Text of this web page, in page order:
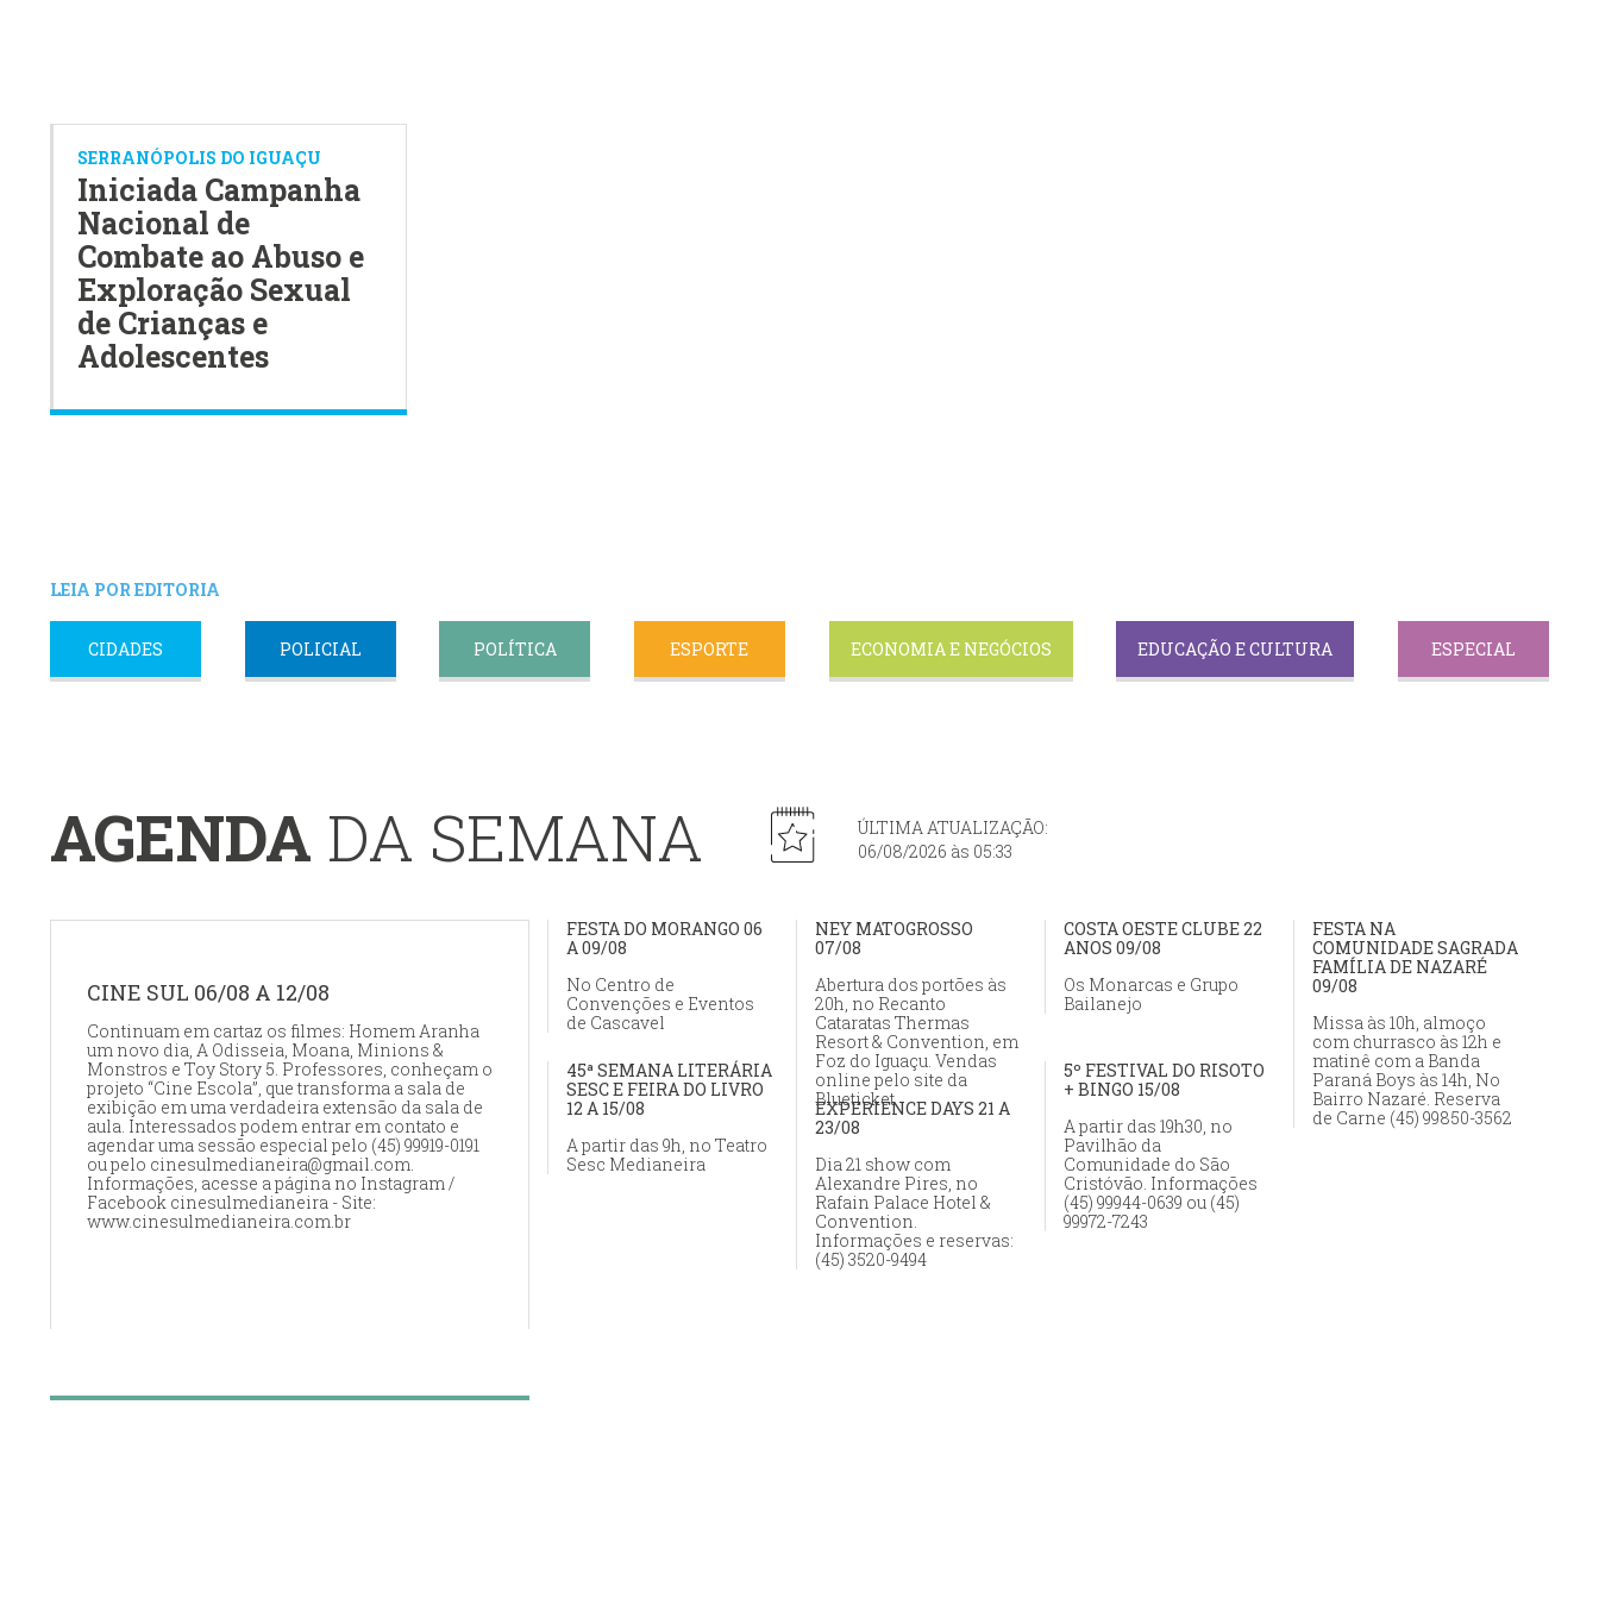
SERRANÓPOLIS DO IGUAÇU
Iniciada Campanha
Nacional de
Combate ao Abuso e
Exploração Sexual
de Crianças e
Adolescentes
LEIA POR EDITORIA
CIDADES POLICIAL POLÍTICA ESPORTE ECONOMIA E NEGÓCIOS EDUCAÇÃO E CULTURA ESPECIAL
AGENDA DA SEMANA
ÚLTIMA ATUALIZAÇÃO:
06/08/2026 às 05:33
CINE SUL 06/08 A 12/08
Continuam em cartaz os filmes: Homem Aranha
um novo dia, A Odisseia, Moana, Minions &
Monstros e Toy Story 5. Professores, conheçam o
projeto “Cine Escola”, que transforma a sala de
exibição em uma verdadeira extensão da sala de
aula. Interessados podem entrar em contato e
agendar uma sessão especial pelo (45) 99919-0191
ou pelo cinesulmedianeira@gmail.com.
Informações, acesse a página no Instagram /
Facebook cinesulmedianeira - Site:
www.cinesulmedianeira.com.br
FESTA DO MORANGO 06
A 09/08
No Centro de
Convenções e Eventos
de Cascavel
NEY MATOGROSSO
07/08
Abertura dos portões às
20h, no Recanto
Cataratas Thermas
Resort & Convention, em
Foz do Iguaçu. Vendas
online pelo site da
Blueticket
COSTA OESTE CLUBE 22
ANOS 09/08
Os Monarcas e Grupo
Bailanejo
FESTA NA
COMUNIDADE SAGRADA
FAMÍLIA DE NAZARÉ
09/08
Missa às 10h, almoço
com churrasco às 12h e
matinê com a Banda
Paraná Boys às 14h, No
Bairro Nazaré. Reserva
de Carne (45) 99850-3562
45ª SEMANA LITERÁRIA
SESC E FEIRA DO LIVRO
12 A 15/08
A partir das 9h, no Teatro
Sesc Medianeira
5º FESTIVAL DO RISOTO
+ BINGO 15/08
A partir das 19h30, no
Pavilhão da
Comunidade do São
Cristóvão. Informações
(45) 99944-0639 ou (45)
99972-7243
EXPERIENCE DAYS 21 A
23/08
Dia 21 show com
Alexandre Pires, no
Rafain Palace Hotel &
Convention.
Informações e reservas:
(45) 3520-9494